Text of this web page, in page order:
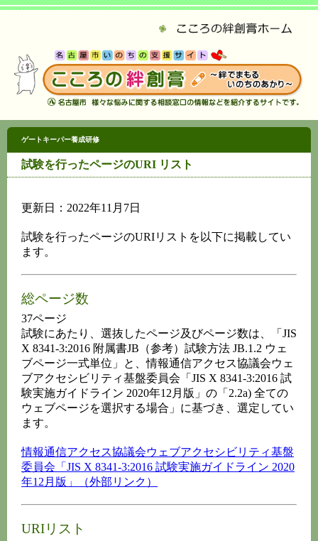
ゲートキーパー養成研修
試験を行ったページのURI リスト
更新日：2022年11月7日
試験を行ったページのURIリストを以下に掲載してい
ます。
総ページ数
37ページ
試験にあたり、選抜したページ及びページ数は、「JIS
X 8341-3:2016 附属書JB（参考）試験方法 JB.1.2 ウェ
ブページ一式単位」と、情報通信アクセス協議会ウェ
ブアクセシビリティ基盤委員会「JIS X 8341-3:2016 試
験実施ガイドライン 2020年12月版」の「2.2a) 全ての
ウェブページを選択する場合」に基づき、選定してい
ます。
情報通信アクセス協議会ウェブアクセシビリティ基盤
委員会「JIS X 8341-3:2016 試験実施ガイドライン 2020
年12月版」（外部リンク）
URIリスト